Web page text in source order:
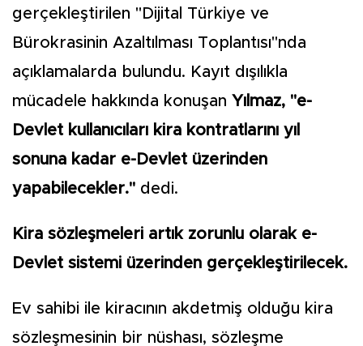
gerçekleştirilen "Dijital Türkiye ve
Bürokrasinin Azaltılması Toplantısı"nda
açıklamalarda bulundu. Kayıt dışılıkla
mücadele hakkında konuşan Yılmaz, "e-
Devlet kullanıcıları kira kontratlarını yıl
sonuna kadar e-Devlet üzerinden
yapabilecekler." dedi.
Kira sözleşmeleri artık zorunlu olarak e-
Devlet sistemi üzerinden gerçekleştirilecek.
Ev sahibi ile kiracının akdetmiş olduğu kira
sözleşmesinin bir nüshası, sözleşme